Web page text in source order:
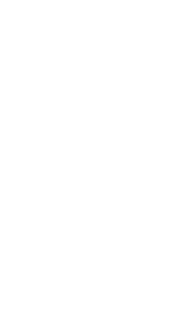
与しています
なユーザーです
せた実績があります